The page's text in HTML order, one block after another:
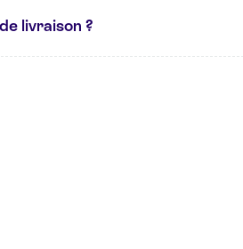
livraison ?